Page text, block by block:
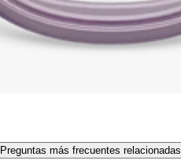
Preguntas más frecuentes relacionadas